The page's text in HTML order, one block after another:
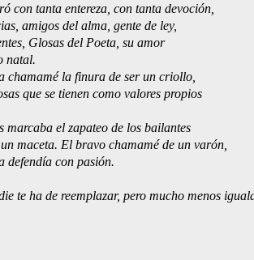
con tanta entereza, con tanta devoción,
amigos del alma, gente de ley,
Glosas del Poeta, su amor
natal.
chamamé la finura de ser un criollo,
que se tienen como valores propios
el zapateo de los bailantes
maceta. El bravo chamamé de un varón,
defendía con pasión.
te ha de reemplazar, pero mucho menos